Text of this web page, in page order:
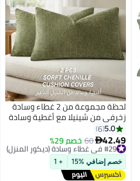
لحظة مجموعة من 2 غطاء وسادة
زخرفي من شينيلا مع أغطية وسادة
من التويل للأريكة وغرفة المعيشة
الأخضر الطحلبي.
5.0
6
42.49
60 خصم 29% #29 في غطاء وسادة (ديكور المنزل)
توصيل مجاني
#29 في غطاء وسادة (ديكور المنزل)
خصم إضافي %15 + 1